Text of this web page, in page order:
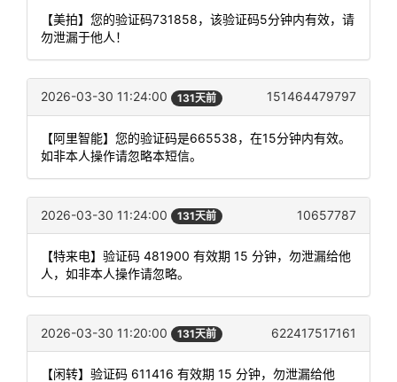
【美拍】您的验证码731858，该验证码5分钟内有效，请
勿泄漏于他人！
2026-03-30 11:24:00 131天前 151464479797
【阿里智能】您的验证码是665538，在15分钟内有效。
如非本人操作请忽略本短信。
2026-03-30 11:24:00 131天前 10657787
【特来电】验证码 481900 有效期 15 分钟，勿泄漏给他
人，如非本人操作请忽略。
2026-03-30 11:20:00 131天前 622417517161
【闲转】验证码 611416 有效期 15 分钟，勿泄漏给他